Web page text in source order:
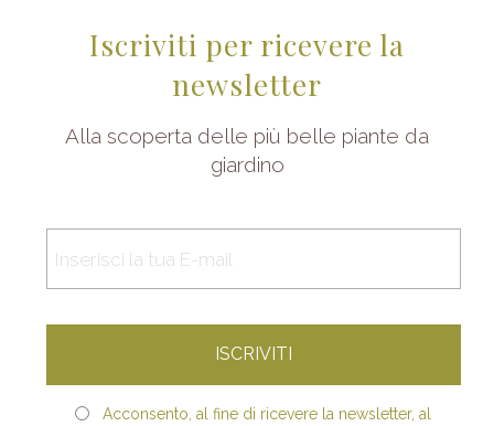
Iscriviti per ricevere la
newsletter
Alla scoperta delle più belle piante da
giardino
Acconsento, al fine di ricevere la newsletter, al